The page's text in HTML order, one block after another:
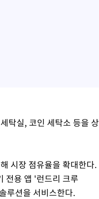
탁실, 코인 세탁소 등을 상
시장 점유율을 확대한다.
전용 앱 '런드리 크루
루션을 서비스한다.